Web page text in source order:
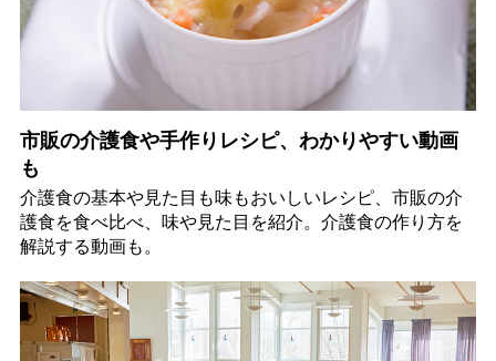
市販の介護食や手作りレシピ、わかりやすい動画
も
介護食の基本や見た目も味もおいしいレシピ、市販の介
護食を食べ比べ、味や見た目を紹介。介護食の作り方を
解説する動画も。